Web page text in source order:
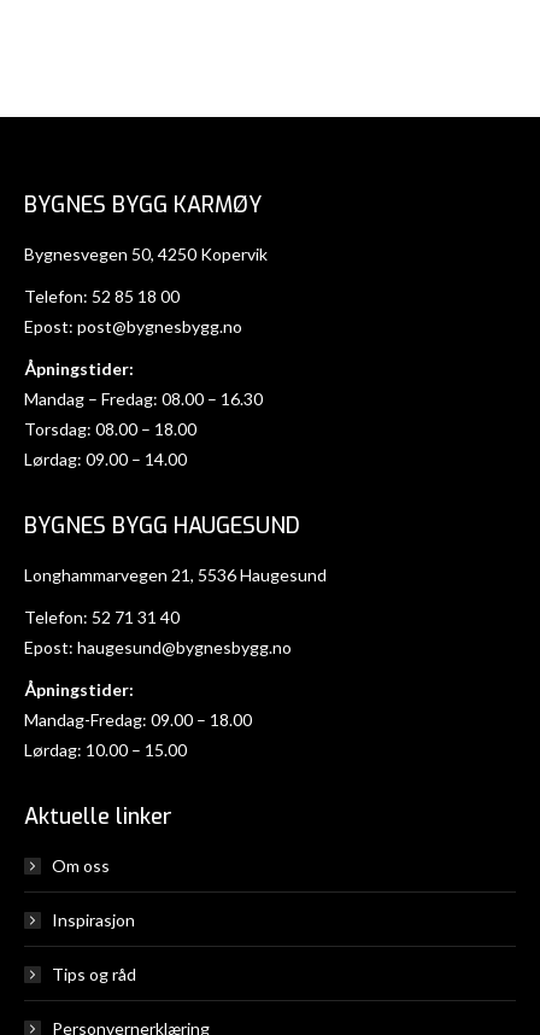
BYGNES BYGG KARMØY
Bygnesvegen 50, 4250 Kopervik
Telefon: 52 85 18 00
Epost: post@bygnesbygg.no
Åpningstider:
Mandag – Fredag: 08.00 – 16.30
Torsdag: 08.00 – 18.00
Lørdag: 09.00 – 14.00
BYGNES BYGG HAUGESUND
Longhammarvegen 21, 5536 Haugesund
Telefon: 52 71 31 40
Epost: haugesund@bygnesbygg.no
Åpningstider:
Mandag-Fredag: 09.00 – 18.00
Lørdag: 10.00 – 15.00
Aktuelle linker
Om oss
Inspirasjon
Tips og råd
Personvernerklæring